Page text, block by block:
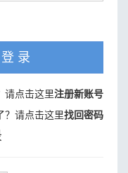
登 录
请点击这里注册新账号
？请点击这里找回密码